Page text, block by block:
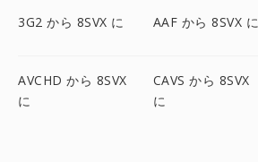
3G2 から 8SVX に AAF から 8SVX に
AVCHD から 8SVX
に
CAVS から 8SVX
に